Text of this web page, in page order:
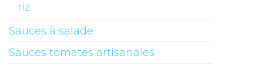
riz
Sauces à salade
Sauces tomates artisanales